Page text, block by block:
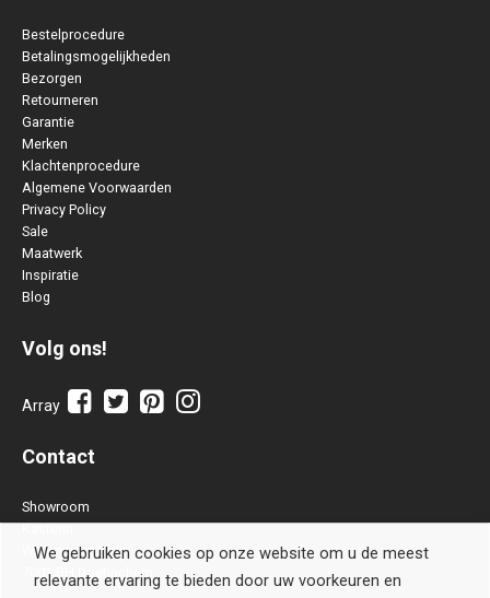
Bestelprocedure
Betalingsmogelijkheden
Bezorgen
Retourneren
Garantie
Merken
Klachtenprocedure
Algemene Voorwaarden
Privacy Policy
Sale
Maatwerk
Inspiratie
Blog
Volg ons!
Array
Contact
Showroom
Kastenn
Waterstraat 28 B
7001 BH Doetinchem
We gebruiken cookies op onze website om u de meest
relevante ervaring te bieden door uw voorkeuren en